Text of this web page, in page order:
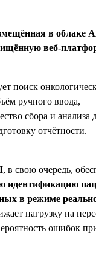
в облаке
веб-
поиск
ручного ввода,
сбора и анализа
отчётности.
, в свою очередь,
идентификацию
в режиме
нагрузку на
ошибок